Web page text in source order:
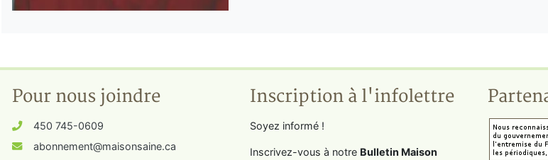
Pour nous joindre
450 745-0609
abonnement@maisonsaine.ca
Inscription à l'infolettre
Soyez informé !
Inscrivez-vous à notre Bulletin Maison